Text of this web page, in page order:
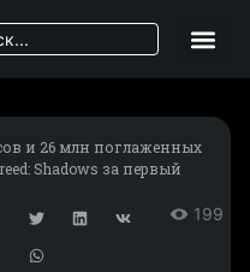
и 26 млн поглаженных
Shadows за первый
199